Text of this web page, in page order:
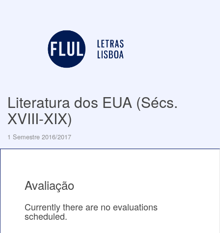
Literatura dos EUA (Sécs.
XVIII-XIX)
1 Semestre 2016/2017
Avaliação
Currently there are no evaluations
scheduled.